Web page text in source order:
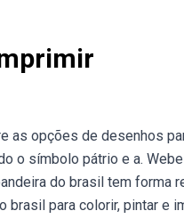
as opções de desenhos
o símbolo pátrio e a.
do brasil tem forma
para colorir, pintar e